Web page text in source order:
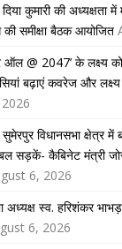
कुमारी की अध्यक्षता में
की समीक्षा बैठक आयोजित
ऑल @ 2047’ के लक्ष्य
बढ़ाएं कवरेज और
विधानसभा क्षेत्र में
सड़कें- कैबिनेट मंत्री
6, 2026
अध्यक्ष स्व. हरिशंकर
6, 2026